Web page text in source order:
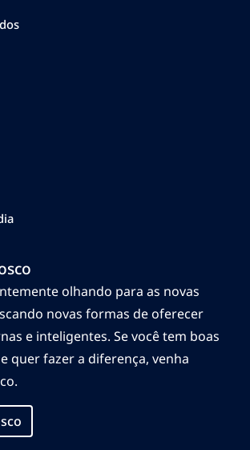
olhando para as novas
novas formas de oferecer
e inteligentes. Se você tem boas
quer fazer a diferença, venha